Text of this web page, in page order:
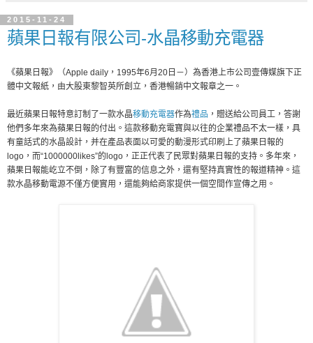
2015-11-24
蘋果日報有限公司-水晶移動充電器
《蘋果日報》（Apple daily，1995年6月20日－）為香港上市公司壹傳媒旗下正
體中文報紙，由大股東黎智英所創立，香港暢銷中文報章之一。
最近蘋果日報特意訂制了一款水晶移動充電器作為禮品 ，贈送給公司員工，答謝
他們多年來為蘋果日報的付出。這款移動充電寶與以往的企業禮品不太一樣，具
有童話式的水晶設計，并在產品表面以可愛的動漫形式印刷上了蘋果日報的
logo，而“1000000likes”的logo，正正代表了民眾對蘋果日報的支持。多年來，
蘋果日報能屹立不倒，除了有豐富的信息之外，還有堅持真實性的報道精神。這
款水晶移動電源不僅方便實用，還能夠給商家提供一個空間作宣傳之用。